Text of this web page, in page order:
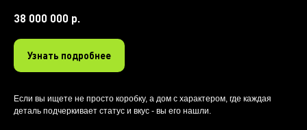
38 000 000 р.
Узнать подробнее
Если вы ищете не просто коробку, а дом с характером, где каждая
деталь подчеркивает статус и вкус - вы его нашли.